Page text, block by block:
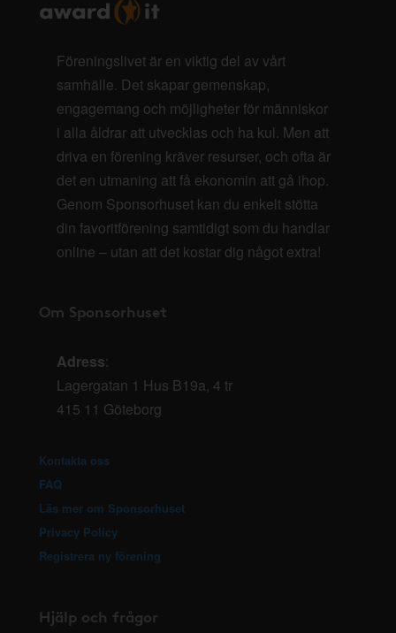
Föreningslivet är en viktig del av vårt
samhälle. Det skapar gemenskap,
engagemang och möjligheter för människor
i alla åldrar att utvecklas och ha kul. Men att
driva en förening kräver resurser, och ofta är
det en utmaning att få ekonomin att gå ihop.
Genom Sponsorhuset kan du enkelt stötta
din favoritförening samtidigt som du handlar
online – utan att det kostar dig något extra!
Om Sponsorhuset
Adress:
Lagergatan 1 Hus B19a, 4 tr
415 11 Göteborg
Kontakta oss
FAQ
Läs mer om Sponsorhuset
Privacy Policy
Registrera ny förening
Hjälp och frågor